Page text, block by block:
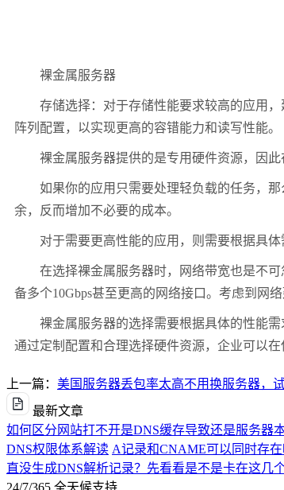
裸金属服务器
存储选择：对于存储性能要求较高的应用，
阵列配置，以实现更高的容错能力和读写性能。
裸金属服务器提供的是专用硬件资源，因此
如果你的应用只需要处理轻负载的任务，那
余，反而增加不必要的成本。
对于需要更高性能的应用，则需要根据具体
在选择裸金属服务器时，网络带宽也是不可
备多个10Gbps甚至更高的网络接口。考虑到网
裸金属服务器的选择需要根据具体的性能需
通过定制配置和合理选择硬件资源，企业可以
上一篇： 美国服务器丢包率太高不用换服务器，
最新文章
如何区分网站打不开是DNS缓存导致还是服务器
DNS权限体系解读 A记录和CNAME可以同时存
直没生成DNS解析记录？先看看是不是卡在这几
24/7/365 全天候支持